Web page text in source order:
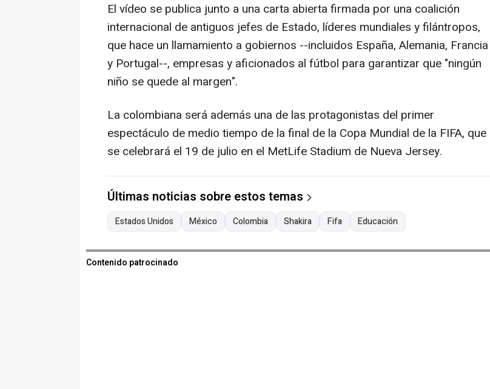
El vídeo se publica junto a una carta abierta firmada por una coalición
internacional de antiguos jefes de Estado, líderes mundiales y filántropos,
que hace un llamamiento a gobiernos --incluidos España, Alemania, Francia
y Portugal--, empresas y aficionados al fútbol para garantizar que "ningún
niño se quede al margen".
La colombiana será además una de las protagonistas del primer
espectáculo de medio tiempo de la final de la Copa Mundial de la FIFA, que
se celebrará el 19 de julio en el MetLife Stadium de Nueva Jersey.
Últimas noticias sobre estos temas
Estados Unidos México Colombia Shakira Fifa Educación
Contenido patrocinado